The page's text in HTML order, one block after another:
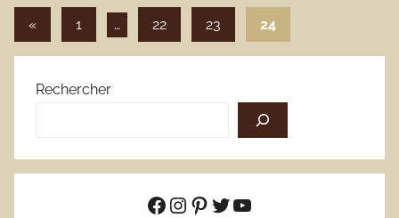
Pagination
des
publications
«Publications
1 … 22 23 24
Rechercher
Facebook
Instagram
Pinterest
Twitter
YouTube